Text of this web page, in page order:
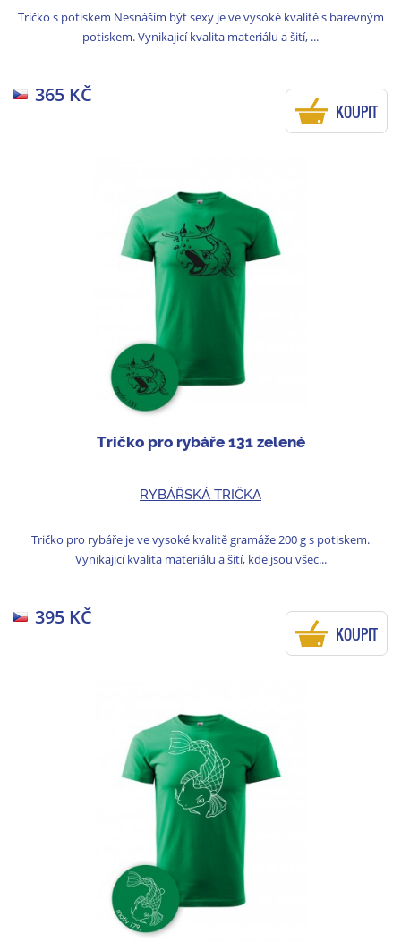
Tričko s potiskem Nesnáším být sexy je ve vysoké kvalitě s barevným
potiskem. Vynikajicí kvalita materiálu a šití, ...
365 KČ
KOUPIT
Tričko pro rybáře 131 zelené
RYBÁŘSKÁ TRIČKA
Tričko pro rybáře je ve vysoké kvalitě gramáže 200 g s potiskem.
Vynikajicí kvalita materiálu a šití, kde jsou všec...
395 KČ
KOUPIT